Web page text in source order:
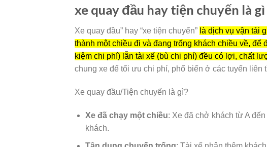
xe quay đầu hay tiện chuyến là gì
Xe quay đầu” hay “xe tiện chuyến” là dịch vụ vận tải
thành một chiều đi và đang trống khách chiều về,
kiệm chi phí) lẫn tài xế (bù chi phí) đều có lợi, chất
chung xe để tối ưu chi phí, phổ biến ở các tuyến liên
Xe quay đầu/Tiện chuyến là gì?
Xe đã chạy một chiều: Xe đã chở khách từ A
khách.